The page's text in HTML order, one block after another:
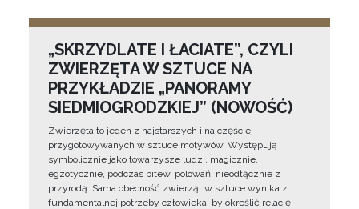
„SKRZYDLATE I ŁACIATE”, CZYLI
ZWIERZĘTA W SZTUCE NA
PRZYKŁADZIE „PANORAMY
SIEDMIOGRODZKIEJ” (NOWOŚĆ)
Zwierzęta to jeden z najstarszych i najczęściej
przygotowywanych w sztuce motywów. Występują
symbolicznie jako towarzysze ludzi, magicznie,
egzotycznie, podczas bitew, polowań, nieodłącznie z
przyrodą. Sama obecność zwierząt w sztuce wynika z
fundamentalnej potrzeby człowieka, by określić relację